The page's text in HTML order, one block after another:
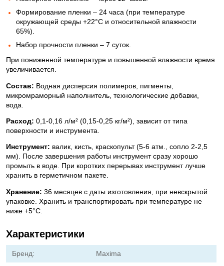
Формирование пленки – 24 часа (при температуре
окружающей среды +22°C и относительной влажности
65%).
Набор прочности пленки – 7 суток.
При пониженной температуре и повышенной влажности время
увеличивается.
Состав: Водная дисперсия полимеров, пигменты,
микромраморный наполнитель, технологические добавки,
вода.
Расход: 0,1-0,16 л/м² (0,15-0,25 кг/м²), зависит от типа
поверхности и инструмента.
Инструмент: валик, кисть, краскопульт (5-6 атм., сопло 2-2,5
мм). После завершения работы инструмент сразу хорошо
промыть в воде. При коротких перерывах инструмент лучше
хранить в герметичном пакете.
Хранение: 36 месяцев с даты изготовления, при невскрытой
упаковке. Хранить и транспортировать при температуре не
ниже +5°C.
Характеристики
Бренд: Maxima